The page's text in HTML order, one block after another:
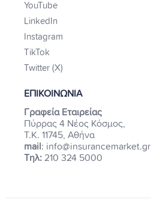
YouTube
LinkedIn
Instagram
TikTok
Twitter (X)
ΕΠΙΚΟΙΝΩΝΙΑ
Γραφεία Εταιρείας
Πύρρας 4 Νέος Κόσμος,
Τ.Κ. 11745, Αθήνα
mail : info@insurancemarket.gr
Τηλ: 210 324 5000